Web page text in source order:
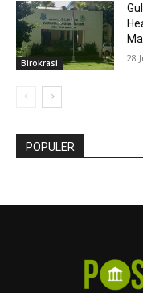
Birokrasi 28
POPULER